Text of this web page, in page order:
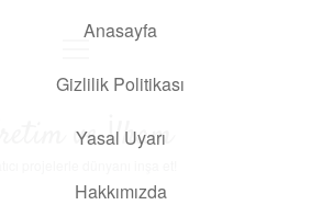
Anasayfa
Gizlilik Politikası
Yasal Uyarı
Hakkımızda
Üretim ve İlham